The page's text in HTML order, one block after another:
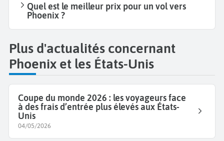
Quel est le meilleur prix pour un vol vers
Phoenix ?
Plus d'actualités concernant
Phoenix et les États-Unis
Coupe du monde 2026 : les voyageurs face
à des frais d’entrée plus élevés aux États-
Unis
04/05/2026